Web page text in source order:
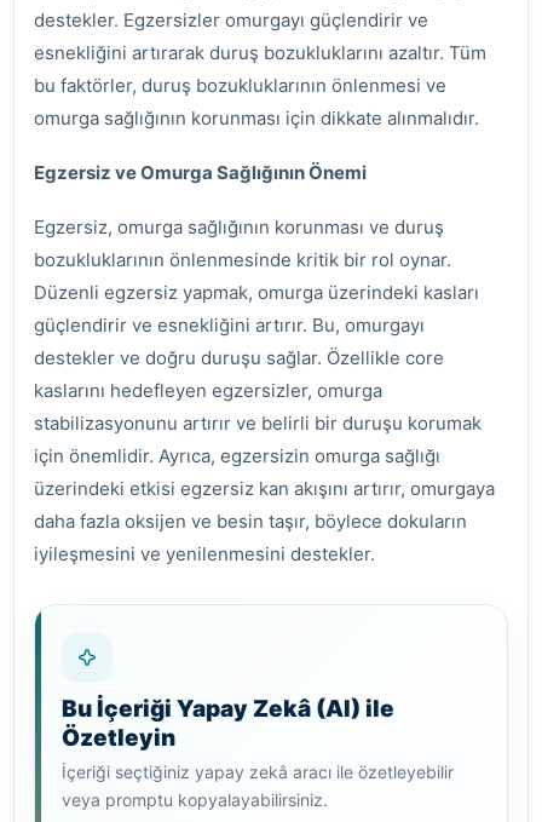
destekler. Egzersizler omurgayı güçlendirir ve
esnekliğini artırarak duruş bozukluklarını azaltır. Tüm
bu faktörler, duruş bozukluklarının önlenmesi ve
omurga sağlığının korunması için dikkate alınmalıdır.
Egzersiz ve Omurga Sağlığının Önemi
Egzersiz, omurga sağlığının korunması ve duruş
bozukluklarının önlenmesinde kritik bir rol oynar.
Düzenli egzersiz yapmak, omurga üzerindeki kasları
güçlendirir ve esnekliğini artırır. Bu, omurgayı
destekler ve doğru duruşu sağlar. Özellikle core
kaslarını hedefleyen egzersizler, omurga
stabilizasyonunu artırır ve belirli bir duruşu korumak
için önemlidir. Ayrıca, egzersizin omurga sağlığı
üzerindeki etkisi egzersiz kan akışını artırır, omurgaya
daha fazla oksijen ve besin taşır, böylece dokuların
iyileşmesini ve yenilenmesini destekler.
Bu İçeriği Yapay Zekâ (AI) ile
Özetleyin
İçeriği seçtiğiniz yapay zekâ aracı ile özetleyebilir
veya promptu kopyalayabilirsiniz.